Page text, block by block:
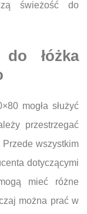
świeżość do
łóżka
mogła służyć
przestrzegać
wszystkim
dotyczącymi
mieć różne
można prać w